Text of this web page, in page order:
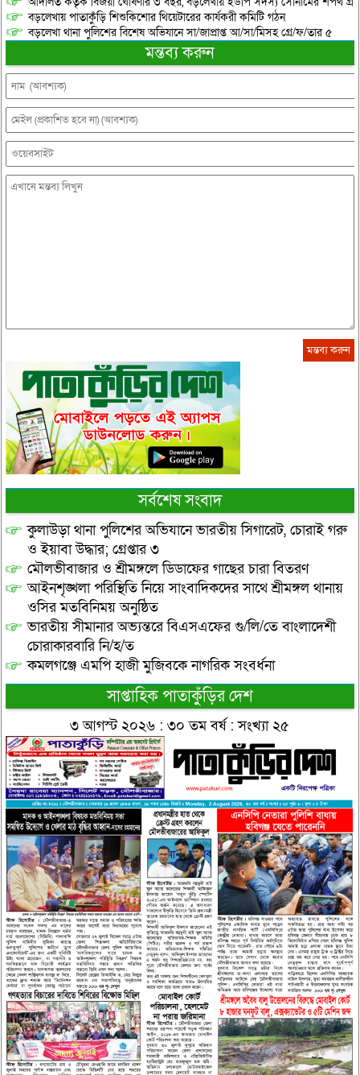
বড়লেখায় পাতাকুঁড়ি শিশুকিশোর থিয়েটারের কার্যকরী কমিটি গঠন
বড়লেখা থানা পুলিশের বিশেষ অভিযানে সা/জাপ্রাপ্ত আ/সা/মিসহ গ্রে/ফ/তার ৫
মন্তব্য করুন
সর্বশেষ সংবাদ
কুলাউড়া থানা পুলিশের অভিযানে ভারতীয় সিগারেট, চোরাই গরু
ও ইয়াবা উদ্ধার; গ্রেপ্তার ৩
মৌলভীবাজার ও শ্রীমঙ্গলে ডিডাফের গাছের চারা বিতরণ
আইনশৃঙ্খলা পরিস্থিতি নিয়ে সাংবাদিকদের সাথে শ্রীমঙ্গল থানায়
ওসির মতবিনিময় অনুষ্ঠিত
ভারতীয় সীমানার অভ্যন্তরে বিএসএফের গু/লি/তে বাংলাদেশী
চোরাকারবারি নি/হ/ত
কমলগঞ্জে এমপি হাজী মুজিবকে নাগরিক সংবর্ধনা
সাপ্তাহিক পাতাকুঁড়ির দেশ
৩ আগস্ট ২০২৬ : ৩০ তম বর্ষ : সংখ্যা ২৫